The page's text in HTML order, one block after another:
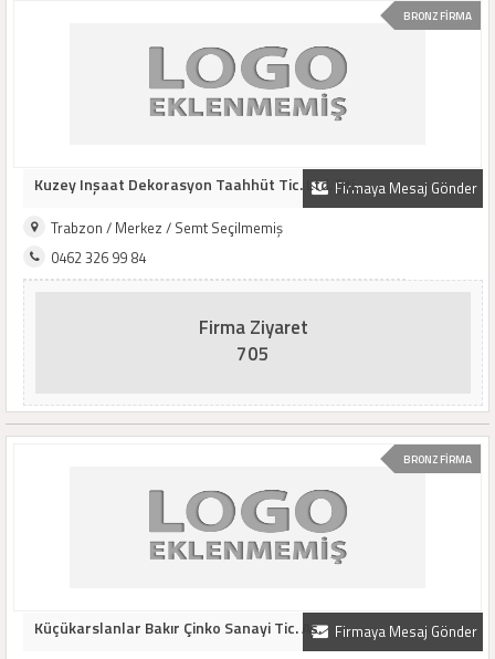
BRONZ FİRMA
Firmaya Mesaj Gönder
Kuzey Inşaat Dekorasyon Taahhüt Tic. Ltd. Şti.
Trabzon / Merkez / Semt Seçilmemiş
0462 326 99 84
Firma Ziyaret
705
BRONZ FİRMA
Firmaya Mesaj Gönder
Küçükarslanlar Bakır Çinko Sanayi Tic. Aş.